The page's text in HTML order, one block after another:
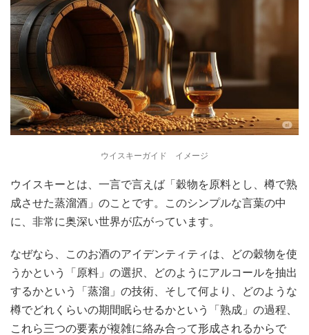
ウイスキーガイド イメージ
ウイスキーとは、一言で言えば「穀物を原料とし、樽で熟
成させた蒸溜酒」のことです。このシンプルな言葉の中
に、非常に奥深い世界が広がっています。
なぜなら、このお酒のアイデンティティは、どの穀物を使
うかという「原料」の選択、どのようにアルコールを抽出
するかという「蒸溜」の技術、そして何より、どのような
樽でどれくらいの期間眠らせるかという「熟成」の過程、
これら三つの要素が複雑に絡み合って形成されるからで